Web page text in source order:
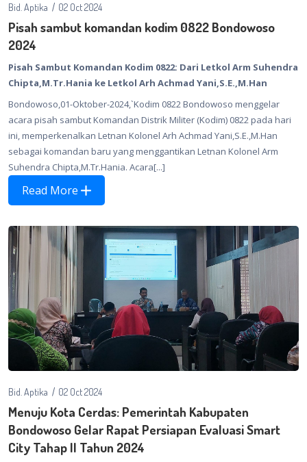
Bid. Aptika 02 Oct 2024
Pisah sambut komandan kodim 0822 Bondowoso
2024
Pisah Sambut Komandan Kodim 0822: Dari Letkol Arm Suhendra
Chipta,M.Tr.Hania ke Letkol Arh Achmad Yani,S.E.,M.Han
Bondowoso,01-Oktober-2024,`Kodim 0822 Bondowoso menggelar
acara pisah sambut Komandan Distrik Militer (Kodim) 0822 pada hari
ini, memperkenalkan Letnan Kolonel Arh Achmad Yani,S.E.,M.Han
sebagai komandan baru yang menggantikan Letnan Kolonel Arm
Suhendra Chipta,M.Tr.Hania. Acara[...]
Read More
Bid. Aptika 02 Oct 2024
Menuju Kota Cerdas: Pemerintah Kabupaten
Bondowoso Gelar Rapat Persiapan Evaluasi Smart
City Tahap II Tahun 2024